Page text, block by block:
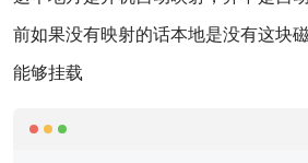
前如果没有映射的话本地是没有这块
能够挂载